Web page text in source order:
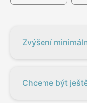
Zvýšení
Chceme být